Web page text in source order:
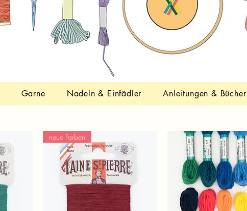
Garne Nadeln & Einfädler Anleitungen & Bücher
neue Farben